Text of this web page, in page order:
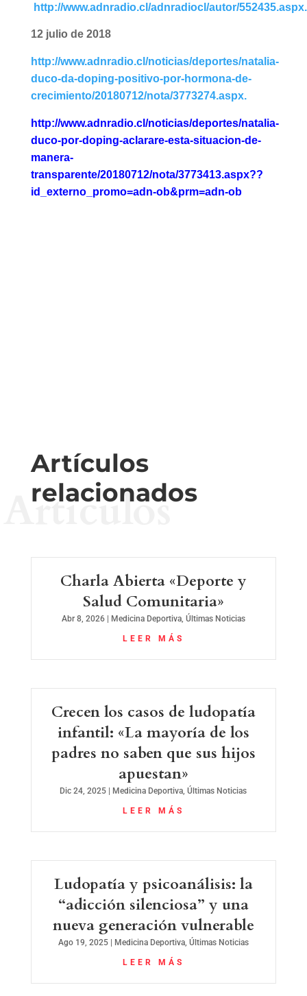
http://www.adnradio.cl/adnradiocl/autor/552435.aspx.
12 julio de 2018
http://www.adnradio.cl/noticias/deportes/natalia-
duco-da-doping-positivo-por-hormona-de-
crecimiento/20180712/nota/3773274.aspx.
http://www.adnradio.cl/noticias/deportes/natalia-
duco-por-doping-aclarare-esta-situacion-de-
manera-
transparente/20180712/nota/3773413.aspx??
id_externo_promo=adn-ob&prm=adn-ob
Artículos
relacionados
Artículos
Charla Abierta «Deporte y
Salud Comunitaria»
Abr 8, 2026| Medicina Deportiva, Últimas Noticias
LEER MÁS
Crecen los casos de ludopatía
infantil: «La mayoría de los
padres no saben que sus hijos
apuestan»
Dic 24, 2025 Medicina Deportiva,Últimas Noticias
LEER MÁS
Ludopatía y psicoanálisis: la
“adicción silenciosa” y una
nueva generación vulnerable
Ago 19, 2025| Medicina Deportiva, Últimas Noticias
LEER MÁS